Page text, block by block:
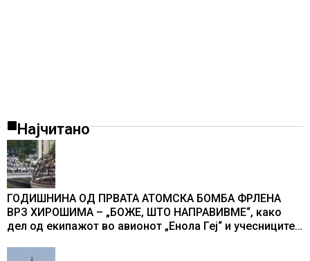
Најчитано
ГОДИШНИНА ОД ПРВАТА АТОМСКА БОМБА ФРЛЕНА
ВРЗ ХИРОШИМА – „БОЖЕ, ШТО НАПРАВИВМЕ“, како
дел од екипажот во авионот „Енола Геј“ и учесниците
промени текот на историјата